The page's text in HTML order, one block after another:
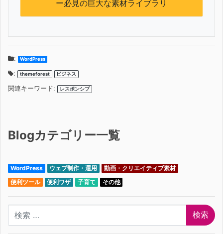
ー必見の巨大な素材ライブラリ
: WordPress
: themeforest ビジネス
関連キーワード: レスポンシブ
Blogカテゴリー一覧
WordPress ウェブ制作・運用
動画・クリエイティブ素材
便利ツール
便利ワザ 子育て その他
検索